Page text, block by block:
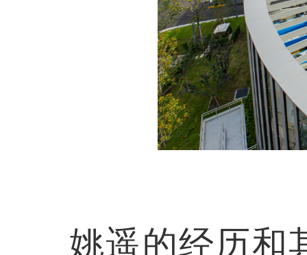
姚遥的经历和